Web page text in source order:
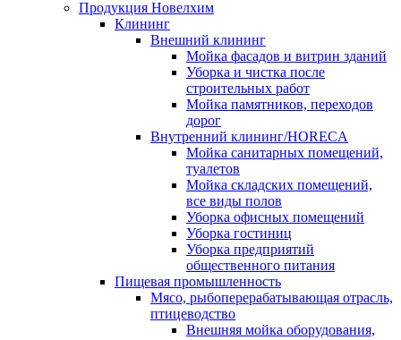
Продукция Новелхим
Клининг
Внешний клининг
Мойка фасадов и витрин зданий
Уборка и чистка после
строительных работ
Мойка памятников, переходов
дорог
Внутренний клининг/HORECA
Мойка санитарных помещений,
туалетов
Мойка складских помещений,
все виды полов
Уборка офисных помещений
Уборка гостиниц
Уборка предприятий
общественного питания
Пищевая промышленность
Мясо, рыбоперерабатывающая отрасль,
птицеводство
Внешняя мойка оборудования,